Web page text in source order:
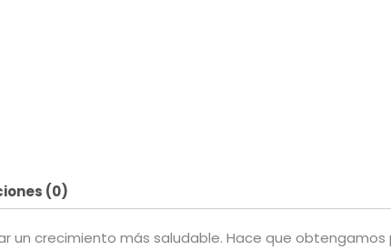
(0)
un crecimiento más saludable. Hace que obtengamos